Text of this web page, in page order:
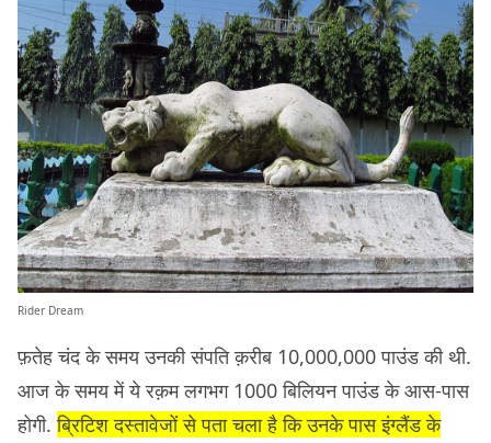
Rider Dream
फ़तेह चंद के समय उनकी संपति क़रीब 10,000,000 पाउंड की थी.
आज के समय में ये रक़म लगभग 1000 बिलियन पाउंड के आस-पास
होगी.ब्रिटिश दस्तावेजों से पता चला है कि उनके पास इंग्लैंड के